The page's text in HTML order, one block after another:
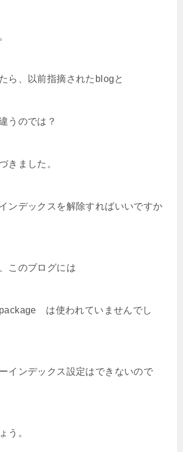
ら、以前指摘されたblogと
うのでは？
きました。
ンデックスを解除すればいいですか
このブログには
は使われていませんでし
インデックス設定はできないので
う。